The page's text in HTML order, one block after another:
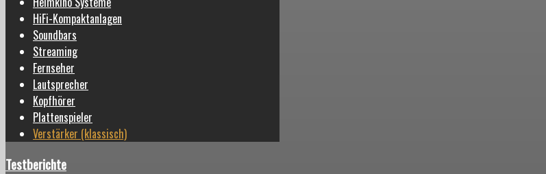
HiFi-Kompaktanlagen
Soundbars
Streaming
Fernseher
Lautsprecher
Kopfhörer
Plattenspieler
Verstärker (klassisch)
Testberichte